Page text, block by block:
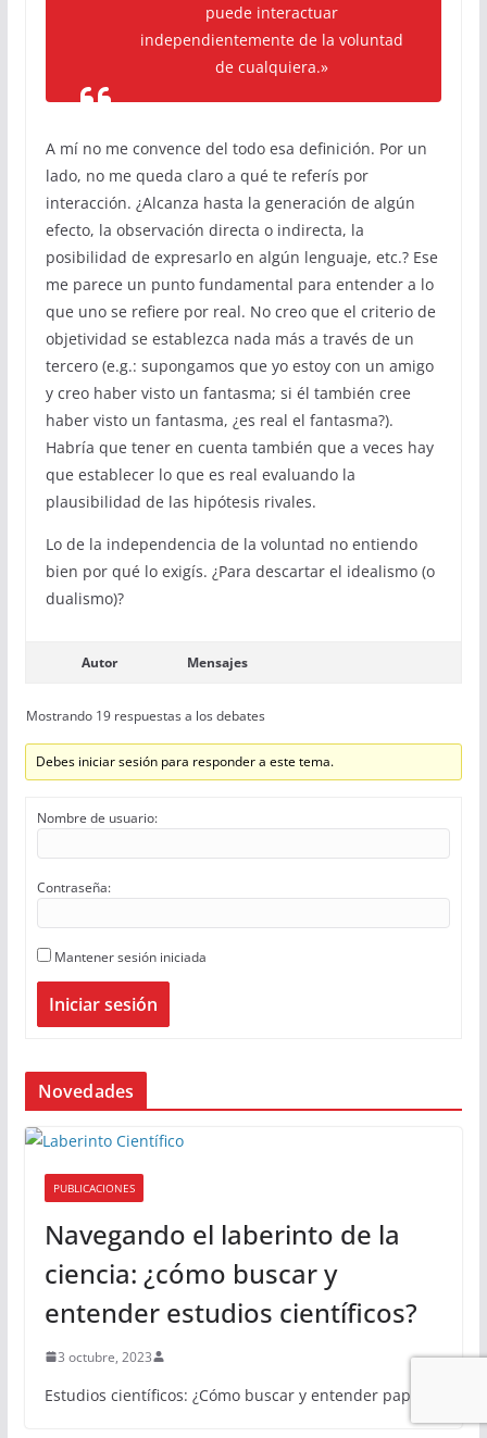
puede interactuar
independientemente de la voluntad
de cualquiera.»
A mí no me convence del todo esa definición. Por un
lado, no me queda claro a qué te referís por
interacción. ¿Alcanza hasta la generación de algún
efecto, la observación directa o indirecta, la
posibilidad de expresarlo en algún lenguaje, etc.? Ese
me parece un punto fundamental para entender a lo
que uno se refiere por real. No creo que el criterio de
objetividad se establezca nada más a través de un
tercero (e.g.: supongamos que yo estoy con un amigo
y creo haber visto un fantasma; si él también cree
haber visto un fantasma, ¿es real el fantasma?).
Habría que tener en cuenta también que a veces hay
que establecer lo que es real evaluando la
plausibilidad de las hipótesis rivales.
Lo de la independencia de la voluntad no entiendo
bien por qué lo exigís. ¿Para descartar el idealismo (o
dualismo)?
Autor Mensajes
Mostrando 19 respuestas a los debates
Debes iniciar sesión para responder a este tema.
Nombre de usuario:
Contraseña:
Mantener sesión iniciada
Iniciar sesión
Novedades
PUBLICACIONES
Navegando el laberinto de la
ciencia: ¿cómo buscar y
entender estudios científicos?
3 octubre, 2023
Estudios científicos: ¿Cómo buscar y entender papers?